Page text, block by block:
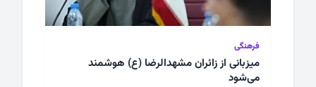
فرهنگی
میزبانی از زائران مشهدالرضا (ع) هوشمند
می‌شود